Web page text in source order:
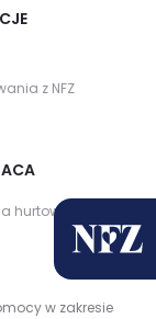
z NFZ
hurtowe
w zakresie